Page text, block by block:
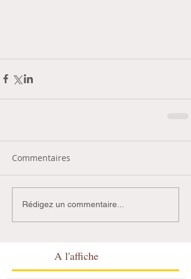
Commentaires
Rédigez un commentaire...
A l'affiche